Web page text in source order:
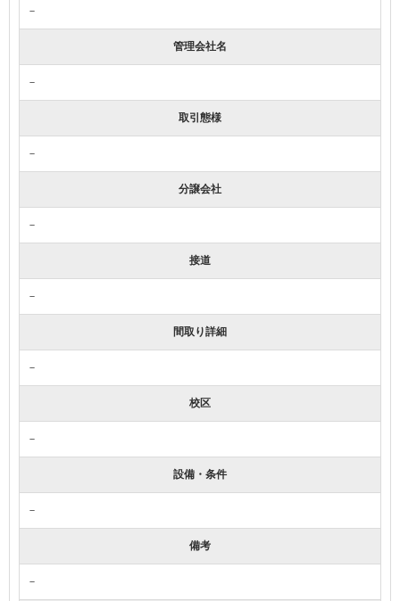
－
管理会社名
－
取引態様
－
分譲会社
－
接道
－
間取り詳細
－
校区
－
設備・条件
－
備考
－